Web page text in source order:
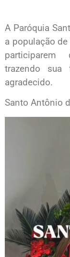
A Paróquia
a população
participarem
trazendo
agradecido.
Santo Antônio